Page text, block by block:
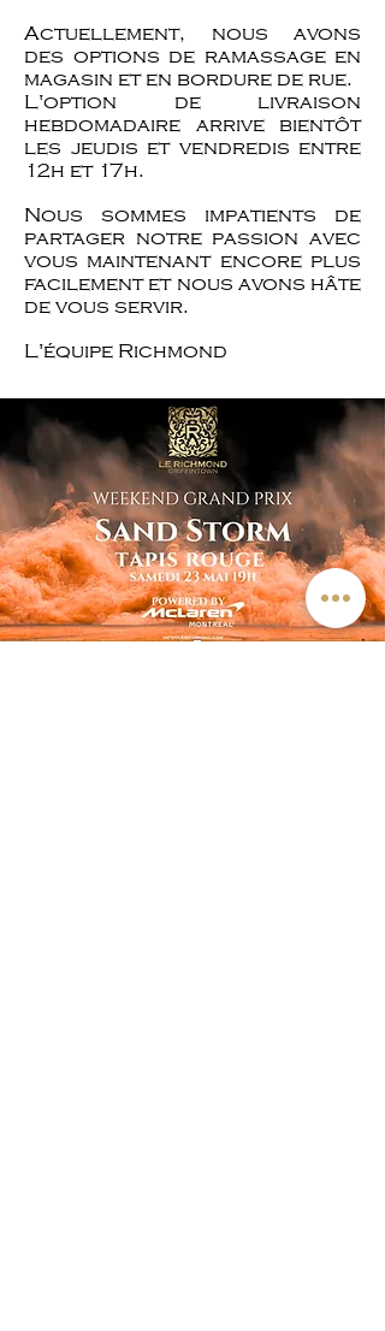
Actuellement, nous avons
des options de ramassage en
magasin et en bordure de rue.
L'option de livraison
hebdomadaire arrive bientôt
les jeudis et vendredis entre
12h et 17h.
Nous sommes impatients de
partager notre passion avec
vous maintenant encore plus
facilement et nous avons hâte
de vous servir.
L'équipe Richmond